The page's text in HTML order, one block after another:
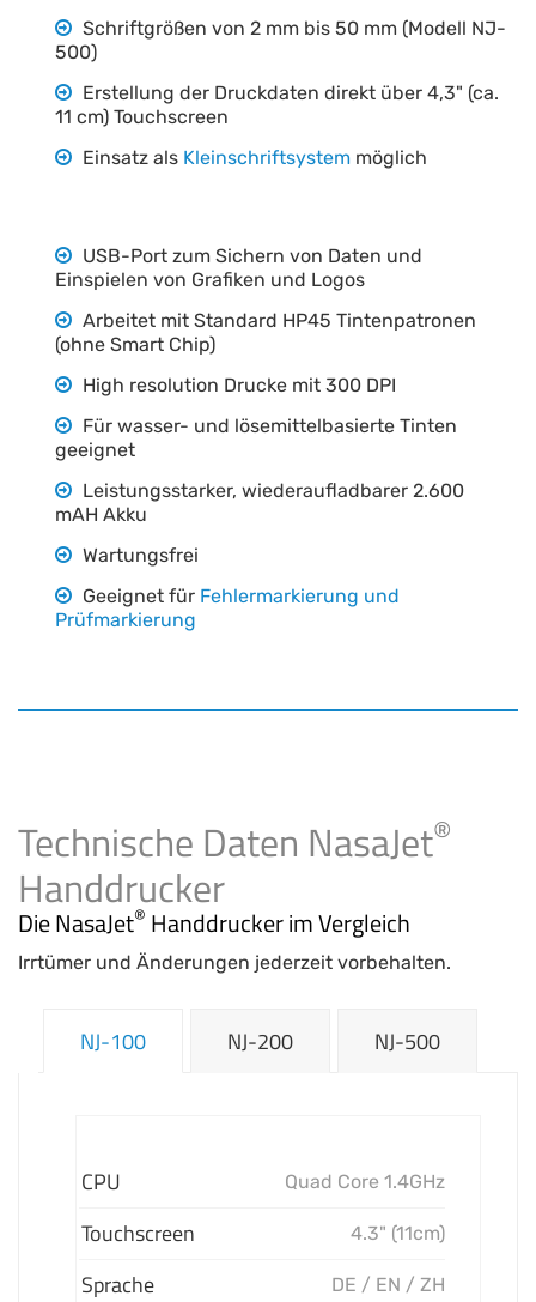
Schriftgrößen von 2 mm bis 50 mm (Modell NJ-
500)
Erstellung der Druckdaten direkt über 4,3" (ca.
11 cm) Touchscreen
Einsatz als Kleinschriftsystem möglich
USB-Port zum Sichern von Daten und
Einspielen von Grafiken und Logos
Arbeitet mit Standard HP45 Tintenpatronen
(ohne Smart Chip)
High resolution Drucke mit 300 DPI
Für wasser- und lösemittelbasierte Tinten
geeignet
Leistungsstarker, wiederaufladbarer 2.600
mAH Akku
Wartungsfrei
Geeignet für Fehlermarkierung und
Prüfmarkierung
Technische Daten NasaJet®
Handdrucker
Die NasaJet® Handdrucker im Vergleich
Irrtümer und Änderungen jederzeit vorbehalten.
NJ-100 NJ-200 NJ-500
CPU Quad Core 1.4GHz
Touchscreen 4.3" (11cm)
Sprache DE / EN / ZH